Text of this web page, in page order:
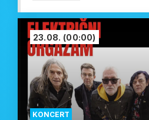
KONCERT
23.08. (00:00)